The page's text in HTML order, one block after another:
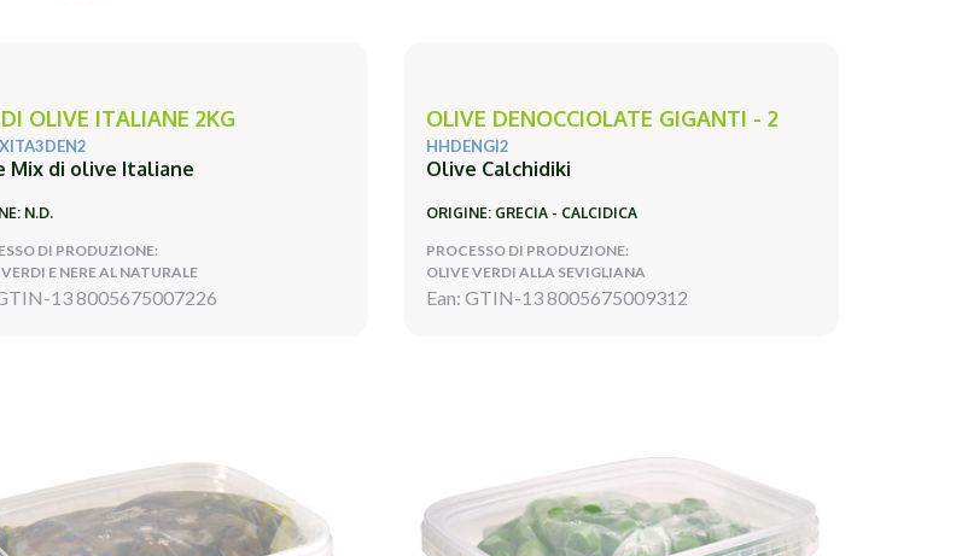
OLIVE ITALIANE 2KG
Mix di olive Italiane
N.D.
DI PRODUZIONE:
E NERE AL NATURALE
13 8005675007226
OLIVE DENOCCIOLATE GIGANTI - 2
HHDENGI2
Olive Calchidiki
ORIGINE: GRECIA - CALCIDICA
PROCESSO DI PRODUZIONE:
OLIVE VERDI ALLA SEVIGLIANA
Ean: GTIN-13 8005675009312